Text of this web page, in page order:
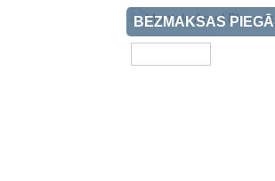
BEZMAKSAS